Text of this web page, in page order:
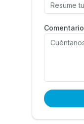
Comentario